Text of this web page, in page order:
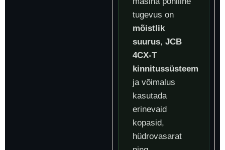
tugevus on
mõistlik
suurus, JCB
4CX-T
kinnitussüsteem
ja võimalus
kasutada
erinevaid
kopasid,
hüdrovasarat